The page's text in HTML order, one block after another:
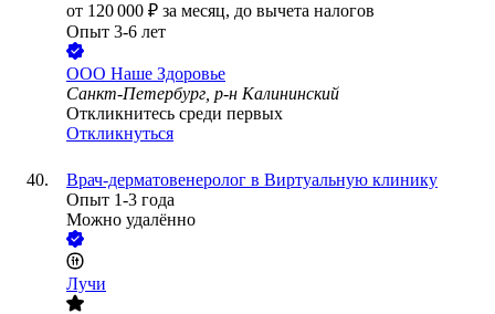
от 120 000 ₽ за месяц, до вычета налогов
Опыт 3-6 лет
ООО Наше Здоровье
Санкт-Петербург, р-н Калининский
Откликнитесь среди первых
Откликнуться
Врач-дерматовенеролог в Виртуальную клинику
Опыт 1-3 года
Можно удалённо
Лучи